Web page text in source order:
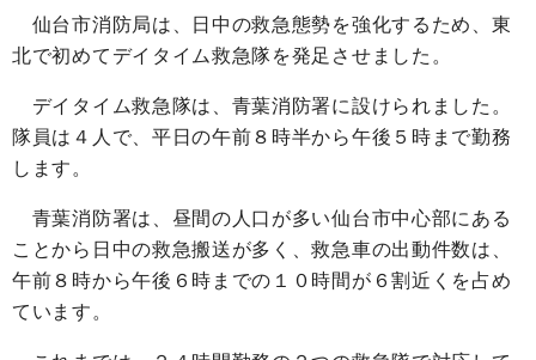
仙台市消防局は、日中の救急態勢を強化するため、東
北で初めてデイタイム救急隊を発足させました。
デイタイム救急隊は、青葉消防署に設けられました。
隊員は４人で、平日の午前８時半から午後５時まで勤務
します。
青葉消防署は、昼間の人口が多い仙台市中心部にある
ことから日中の救急搬送が多く、救急車の出動件数は、
午前８時から午後６時までの１０時間が６割近くを占め
ています。